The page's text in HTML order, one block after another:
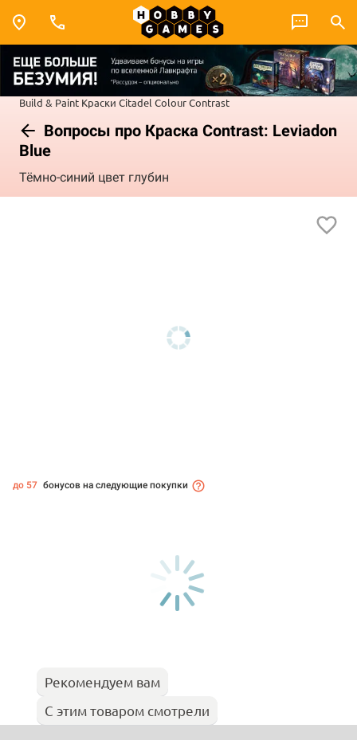
Build & Paint Краски Citadel ColourContrast
Вопросы про Краска Contrast: Leviadon
Blue
Тёмно-синий цвет глубин
до 57 бонусов на следующие покупки
Рекомендуем вам
С этим товаром смотрели